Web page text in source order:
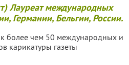
Лауреат международных
Германии, Бельгии, России.
более чем 50 международных и
карикатуры газеты